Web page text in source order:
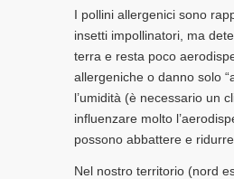
I pollini allergenici sono
insetti impollinatori, ma
terra e resta poco
allergeniche o danno solo
l’umidità (è necessario un
influenzare molto
possono abbattere e
Nel nostro territorio (nord